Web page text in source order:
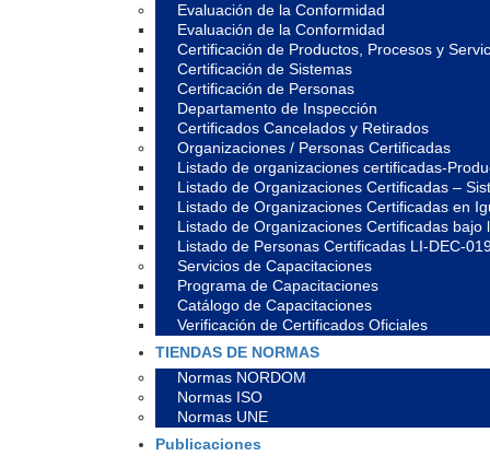
Evaluación de la Conformidad
Evaluación de la Conformidad
Certificación de Productos, Procesos y
Certificación de Sistemas
Certificación de Personas
Departamento de Inspección
Certificados Cancelados y Retirados
Organizaciones / Personas Certificadas
Listado de organizaciones certificadas-
Listado de Organizaciones Certificadas –
Listado de Organizaciones Certificadas en
Listado de Organizaciones Certificadas bajo
Listado de Personas Certificadas LI-DEC-
Servicios de Capacitaciones
Programa de Capacitaciones
Catálogo de Capacitaciones
Verificación de Certificados Oficiales
TIENDAS DE NORMAS
Normas NORDOM
Normas ISO
Normas UNE
Publicaciones